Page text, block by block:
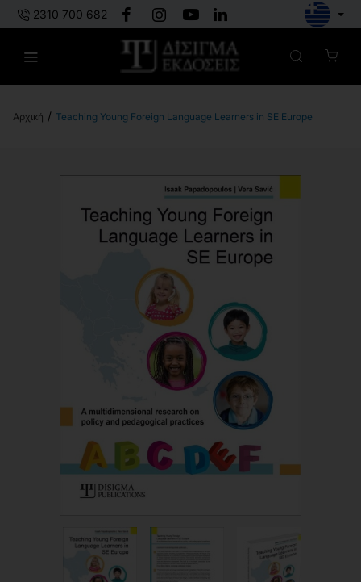
2310 700 682
Teaching Young Foreign Language Learners in SE Europe